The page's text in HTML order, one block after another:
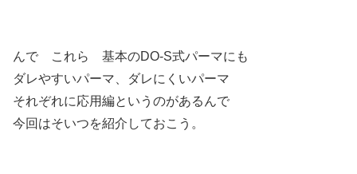
んで これら 基本のDO-S式パーマにも
ダレやすいパーマ、ダレにくいパーマ
それぞれに応用編というのがあるんで
今回はそいつを紹介しておこう。